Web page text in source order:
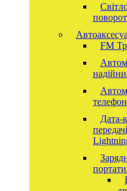
FM
Дата-